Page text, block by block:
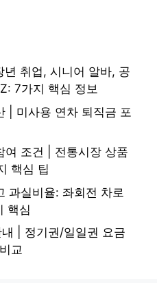
취업, 시니어 알바, 공
7가지 핵심 정보
| 미사용 연차 퇴직금 포
여 조건 | 전통시장 상품
핵심 팁
과실비율: 좌회전 차로
핵심
| 정기권/일일권 요금
교